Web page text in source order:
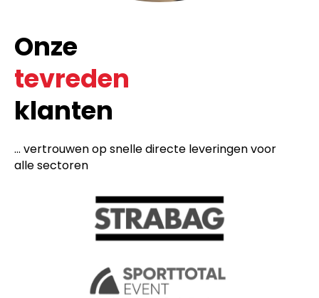
Onze
tevreden
klanten
... vertrouwen op snelle directe leveringen voor
alle sectoren